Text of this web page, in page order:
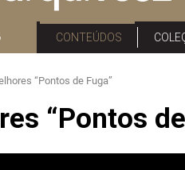
CONTEÚDOS
“Pontos de Fuga”
“Pontos